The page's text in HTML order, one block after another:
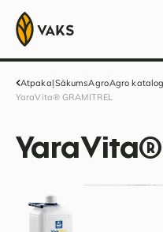
AtpakaļSākumsAgroAgro
YaraVita® GRAMITREL
YaraVita®